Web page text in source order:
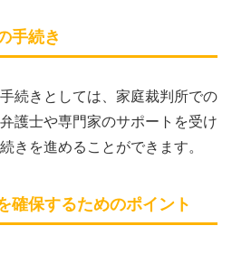
手続き
続きとしては、家庭裁判所での
護士や専門家のサポートを受け
きを進めることができます。
確保するためのポイント